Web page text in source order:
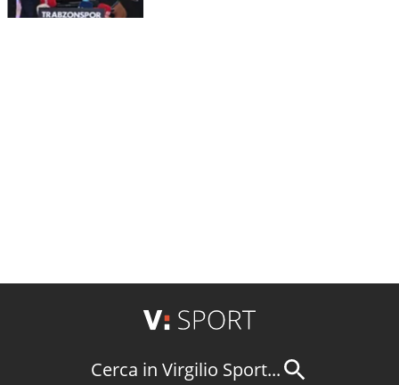
Cerca in Virgilio Sport...